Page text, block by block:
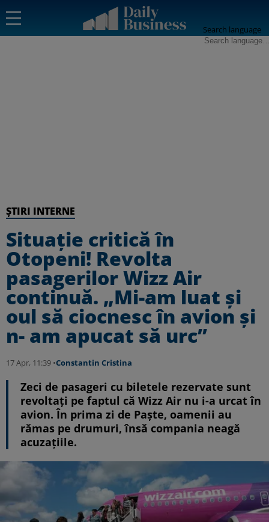
Search language
ȘTIRI INTERNE
Situație critică în
Otopeni! Revolta
pasagerilor Wizz Air
continuă. „Mi-am luat și
oul să ciocnesc în avion și
n- am apucat să urc”
17 Apr, 11:39 •Constantin Cristina
Zeci de pasageri cu biletele rezervate sunt
revoltați pe faptul că Wizz Air nu i-a urcat în
avion. În prima zi de Paște, oamenii au
rămas pe drumuri, însă compania neagă
acuzațiile.